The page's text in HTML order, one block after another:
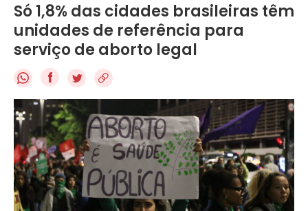
Só 1,8% das cidades brasileiras têm
unidades de referência para
serviço de aborto legal
f